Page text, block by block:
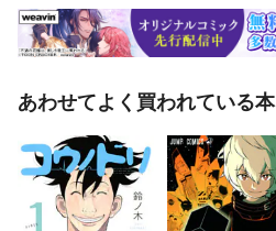
あわせてよく買われている本